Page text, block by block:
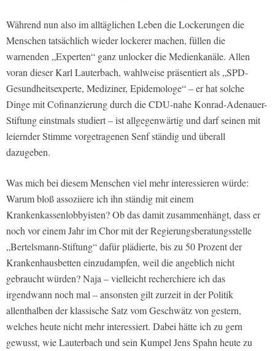
Während nun also im alltäglichen Leben die Lockerungen die
Menschen tatsächlich wieder lockerer machen, füllen die
warnenden „Experten“ ganz unlocker die Medienkanäle. Allen
voran dieser Karl Lauterbach, wahlweise präsentiert als „SPD-
Gesundheitsexperte, Mediziner, Epidemologe“ – er hat solche
Dinge mit Cofinanzierung durch die CDU-nahe Konrad-Adenauer-
Stiftung einstmals studiert – ist allgegenwärtig und darf seinen mit
leiernder Stimme vorgetragenen Senf ständig und überall
dazugeben.
Was mich bei diesem Menschen viel mehr interessieren würde:
Warum bloß assoziiere ich ihn ständig mit einem
Krankenkassenlobbyisten? Ob das damit zusammenhängt, dass er
noch vor einem Jahr im Chor mit der Regierungsberatungsstelle
„Bertelsmann-Stiftung“ dafür plädierte, bis zu 50 Prozent der
Krankenhausbetten einzudampfen, weil die angeblich nicht
gebraucht würden? Naja – vielleicht recherchiere ich das
irgendwann noch mal – ansonsten gilt zurzeit in der Politik
allenthalben der klassische Satz vom Geschwätz von gestern,
welches heute nicht mehr interessiert. Dabei hätte ich zu gern
gewusst, wie Lauterbach und sein Kumpel Jens Spahn heute zu